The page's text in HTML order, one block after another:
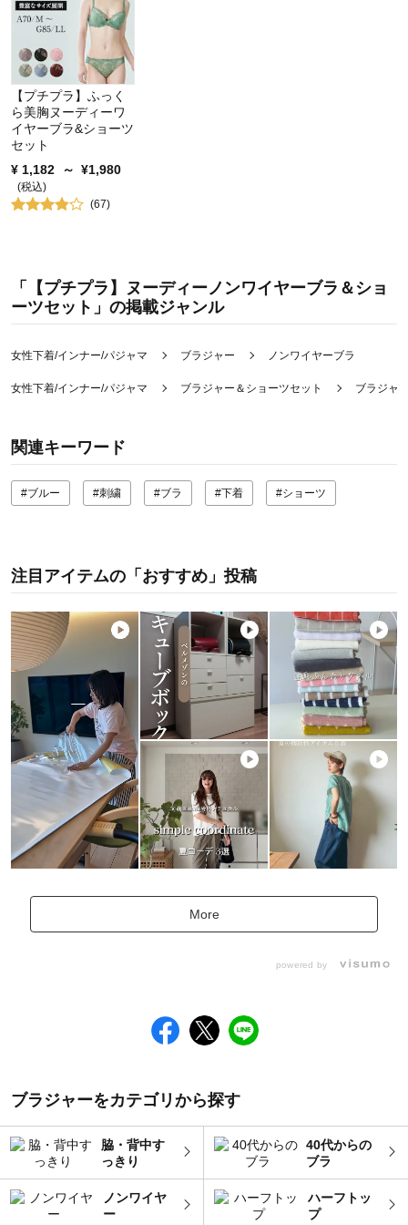
【プチプラ】ふっく
ら美胸ヌーディーワ
イヤーブラ&ショーツ
セット
¥ 1,182 ～ ¥1,980
(税込)
(67)
「【プチプラ】ヌーディーノンワイヤーブラ＆ショ
ーツセット」の掲載ジャンル
女性下着/インナー/パジャマ ブラジャー ノンワイヤーブラ
女性下着/インナー/パジャマ ブラジャー＆ショーツセット ブラジャ
関連キーワード
#ブルー #刺繍 #ブラ #下着 #ショーツ
注目アイテムの「おすすめ」投稿
More
powered by
ブラジャーをカテゴリから探す
脇・背中す
っきり
40代からの
ブラ
ノンワイヤ
ー
ハーフトッ
プ